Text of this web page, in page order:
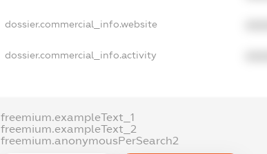
dossier.commercial_info.website
dossier.commercial_info.activity
freemium.exampleText_1
freemium.exampleText_2
freemium.anonymousPerSearch2